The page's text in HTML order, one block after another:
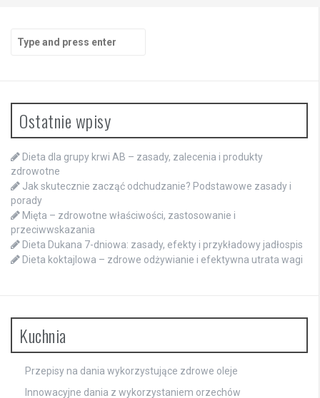
for:
Ostatnie wpisy
Dieta dla grupy krwi AB – zasady, zalecenia i produkty
zdrowotne
Jak skutecznie zacząć odchudzanie? Podstawowe zasady i
porady
Mięta – zdrowotne właściwości, zastosowanie i
przeciwwskazania
Dieta Dukana 7-dniowa: zasady, efekty i przykładowy jadłospis
Dieta koktajlowa – zdrowe odżywianie i efektywna utrata wagi
Kuchnia
Przepisy na dania wykorzystujące zdrowe oleje
Innowacyjne dania z wykorzystaniem orzechów